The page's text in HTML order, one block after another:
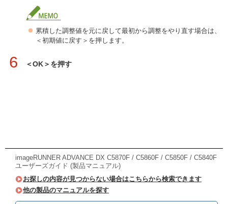
累積した調整値を元に戻して最初から調整をやり直す場合は、
＜初期値に戻す＞を押します。
6 ＜OK＞を押す
imageRUNNER ADVANCE DX C5870F / C5860F / C5850F / C5840F
ユーザーズガイド (製品マニュアル)
お探しの内容が見つからない場合はこちらから検索できます
他の製品のマニュアルを探す